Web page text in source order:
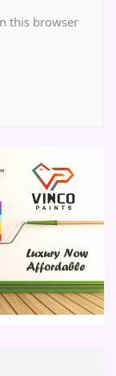
this browser